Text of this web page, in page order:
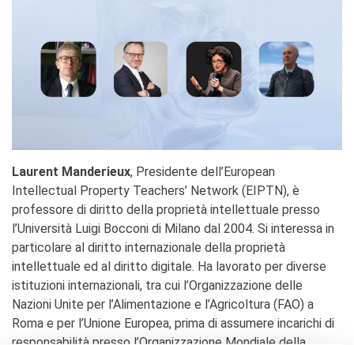
Laurent Manderieux, Presidente dell’European
Intellectual Property Teachers’ Network (EIPTN), è
professore di diritto della proprietà intellettuale presso
l’Università Luigi Bocconi di Milano dal 2004. Si interessa in
particolare al diritto internazionale della proprietà
intellettuale ed al diritto digitale. Ha lavorato per diverse
istituzioni internazionali, tra cui l’Organizzazione delle
Nazioni Unite per l’Alimentazione e l’Agricoltura (FAO) a
Roma e per l’Unione Europea, prima di assumere incarichi di